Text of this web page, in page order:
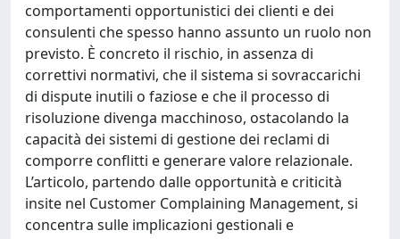
comportamenti opportunistici dei clienti e dei
consulenti che spesso hanno assunto un ruolo non
previsto. È concreto il rischio, in assenza di
correttivi normativi, che il sistema si sovraccarichi
di dispute inutili o faziose e che il processo di
risoluzione divenga macchinoso, ostacolando la
capacità dei sistemi di gestione dei reclami di
comporre conflitti e generare valore relazionale.
L’articolo, partendo dalle opportunità e criticità
insite nel Customer Complaining Management, si
concentra sulle implicazioni gestionali e